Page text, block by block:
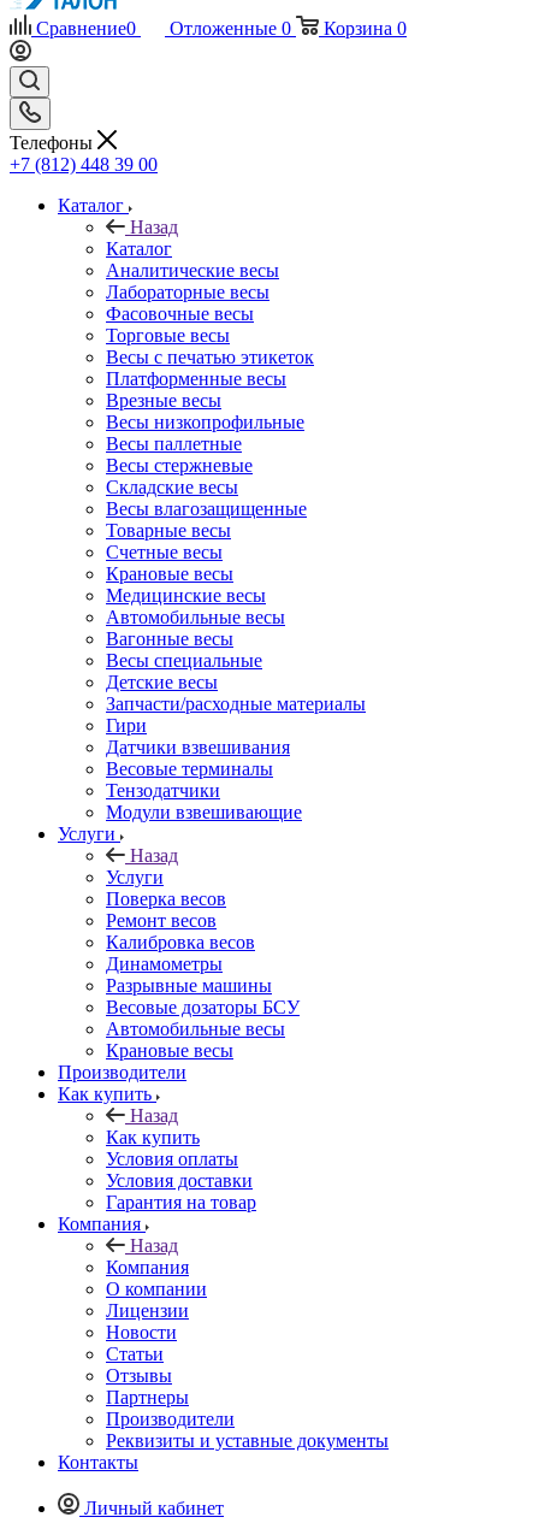
Сравнение0 Отложенные 0 Корзина 0
Телефоны
+7 (812) 448 39 00
Каталог
Назад
Каталог
Аналитические весы
Лабораторные весы
Фасовочные весы
Торговые весы
Весы с печатью этикеток
Платформенные весы
Врезные весы
Весы низкопрофильные
Весы паллетные
Весы стержневые
Складские весы
Весы влагозащищенные
Товарные весы
Счетные весы
Крановые весы
Медицинские весы
Автомобильные весы
Вагонные весы
Весы специальные
Детские весы
Запчасти/расходные материалы
Гири
Датчики взвешивания
Весовые терминалы
Тензодатчики
Модули взвешивающие
Услуги
Назад
Услуги
Поверка весов
Ремонт весов
Калибровка весов
Динамометры
Разрывные машины
Весовые дозаторы БСУ
Автомобильные весы
Крановые весы
Производители
Как купить
Назад
Как купить
Условия оплаты
Условия доставки
Гарантия на товар
Компания
Назад
Компания
О компании
Лицензии
Новости
Статьи
Отзывы
Партнеры
Производители
Реквизиты и уставные документы
Контакты
Личный кабинет